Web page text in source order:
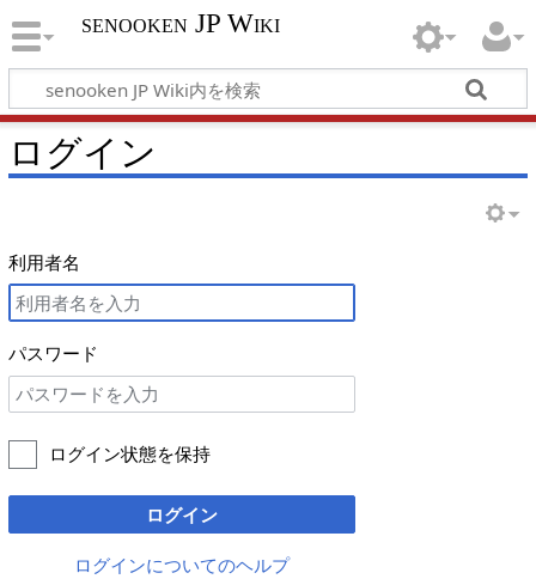
senooken JP Wiki
ログイン
利用者名
パスワード
ログイン状態を保持
ログイン
ログインについてのヘルプ